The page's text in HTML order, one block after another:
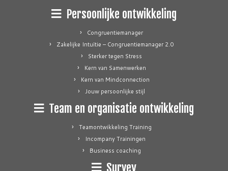
Persoonlijke ontwikkeling
Congruentiemanager
Zakelijke Intuïtie – Congruentiemanager 2.0
Sterker tegen Stress
Kern van Samenwerken
Kern van Mindconnection
Jouw persoonlijke stijl
Team en organisatie ontwikkeling
Teamontwikkeling Training
Incompany Trainingen
Business coaching
Survey